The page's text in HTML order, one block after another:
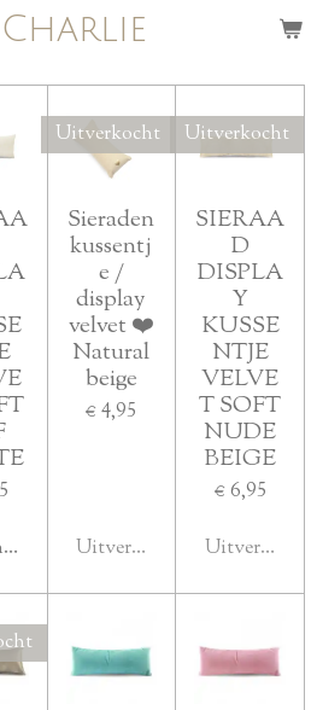
Charlie
Uitverkocht
Sieraden
kussentj
e /
display
velvet ❤️
Natural
beige
€ 4,95
Uitverkocht
Uitverkocht
SIERAA
D
DISPLA
Y
KUSSE
NTJE
VELVE
T SOFT
NUDE
BEIGE
€ 6,95
Uitverkocht